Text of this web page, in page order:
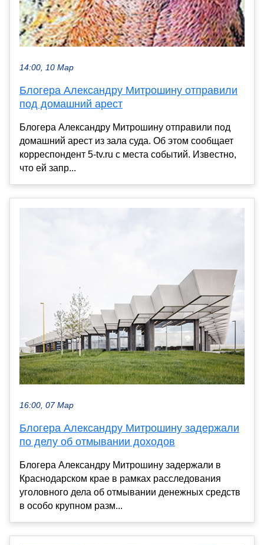
14:00, 10 Мар
Блогера Александру Митрошину отправили
под домашний арест
Блогера Александру Митрошину отправили под
домашний арест из зала суда. Об этом сообщает
корреспондент 5-tv.ru с места событий. Известно,
что ей запр...
16:00, 07 Мар
Блогера Александру Митрошину задержали
по делу об отмывании доходов
Блогера Александру Митрошину задержали в
Краснодарском крае в рамках расследования
уголовного дела об отмывании денежных средств
в особо крупном разм...